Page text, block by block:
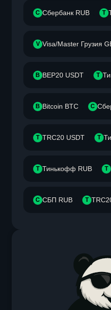
С Сбербанк RUB T
V Visa/Master Грузия
B BEP20 USDT Т
B Bitcoin BTC С
T TRC20 USDT Т
Т Тинькофф RUB T
С СБП RUB T